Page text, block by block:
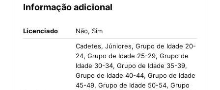
Informação adicional
Licenciado Não, Sim
Cadetes, Júniores, Grupo de Idade 20-
24, Grupo de Idade 25-29, Grupo de
Idade 30-34, Grupo de Idade 35-39,
Grupo de Idade 40-44, Grupo de Idade
45-49, Grupo de Idade 50-54, Grupo